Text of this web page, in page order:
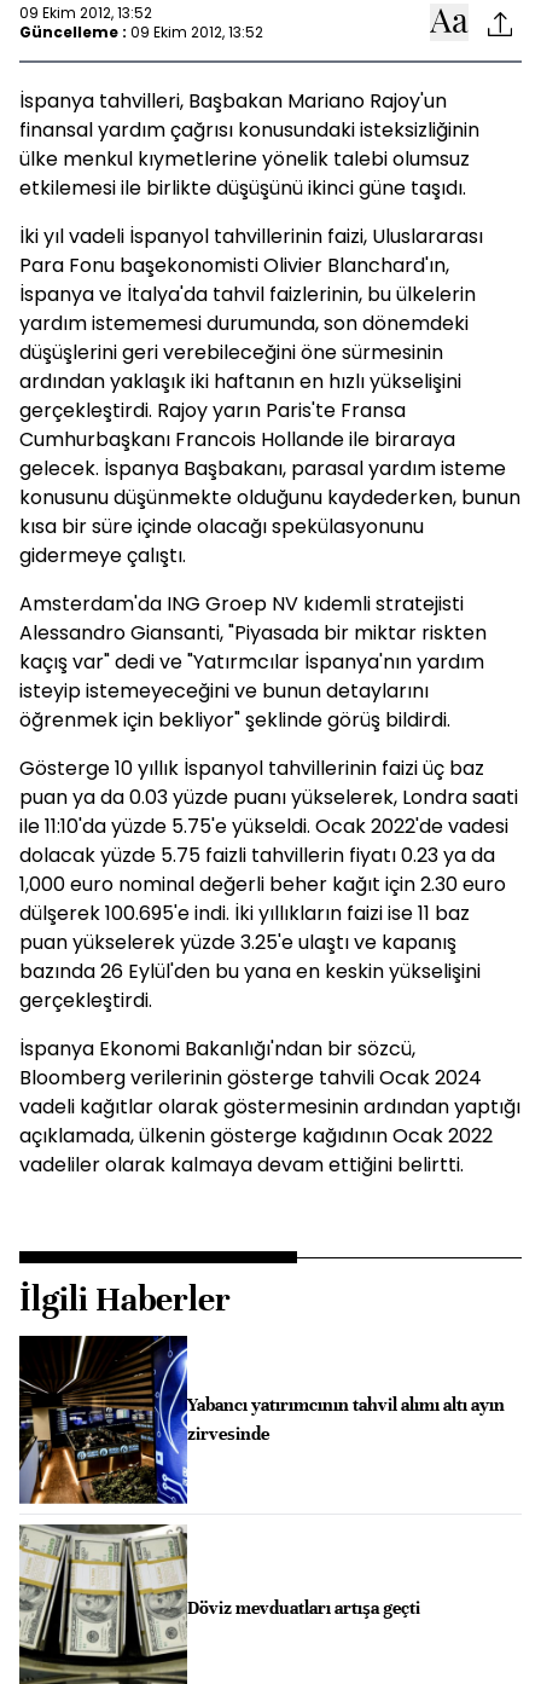
09 Ekim 2012, 13:52
Güncelleme : 09 Ekim 2012, 13:52
İspanya tahvilleri, Başbakan Mariano Rajoy'un
finansal yardım çağrısı konusundaki isteksizliğinin
ülke menkul kıymetlerine yönelik talebi olumsuz
etkilemesi ile birlikte düşüşünü ikinci güne taşıdı.
İki yıl vadeli İspanyol tahvillerinin faizi, Uluslararası
Para Fonu başekonomisti Olivier Blanchard'ın,
İspanya ve İtalya'da tahvil faizlerinin, bu ülkelerin
yardım istememesi durumunda, son dönemdeki
düşüşlerini geri verebileceğini öne sürmesinin
ardından yaklaşık iki haftanın en hızlı yükselişini
gerçekleştirdi. Rajoy yarın Paris'te Fransa
Cumhurbaşkanı Francois Hollande ile biraraya
gelecek. İspanya Başbakanı, parasal yardım isteme
konusunu düşünmekte olduğunu kaydederken, bunun
kısa bir süre içinde olacağı spekülasyonunu
gidermeye çalıştı.
Amsterdam'da ING Groep NV kıdemli stratejisti
Alessandro Giansanti, "Piyasada bir miktar riskten
kaçış var" dedi ve "Yatırmcılar İspanya'nın yardım
isteyip istemeyeceğini ve bunun detaylarını
öğrenmek için bekliyor" şeklinde görüş bildirdi.
Gösterge 10 yıllık İspanyol tahvillerinin faizi üç baz
puan ya da 0.03 yüzde puanı yükselerek, Londra saati
ile 11:10'da yüzde 5.75'e yükseldi. Ocak 2022'de vadesi
dolacak yüzde 5.75 faizli tahvillerin fiyatı 0.23 ya da
1,000 euro nominal değerli beher kağıt için 2.30 euro
dülşerek 100.695'e indi. İki yıllıkların faizi ise 11 baz
puan yükselerek yüzde 3.25'e ulaştı ve kapanış
bazında 26 Eylül'den bu yana en keskin yükselişini
gerçekleştirdi.
İspanya Ekonomi Bakanlığı'ndan bir sözcü,
Bloomberg verilerinin gösterge tahvili Ocak 2024
vadeli kağıtlar olarak göstermesinin ardından yaptığı
açıklamada, ülkenin gösterge kağıdının Ocak 2022
vadeliler olarak kalmaya devam ettiğini belirtti.
İlgili Haberler
Yabancı yatırımcının tahvil alımı altı ayın
zirvesinde
Döviz mevduatları artışa geçti